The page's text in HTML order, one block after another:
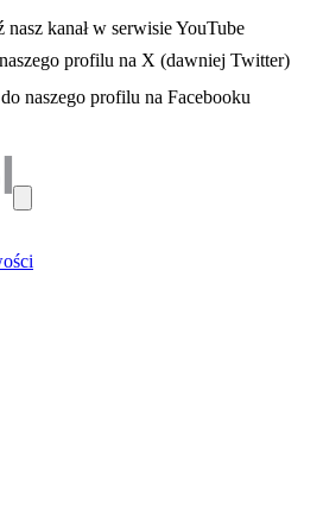
się w nowej karcie
nasz kanał w serwisie YouTube
karcie profilu na X (dawniej Twitter)
się w nowej karcie
naszego profilu na Facebooku